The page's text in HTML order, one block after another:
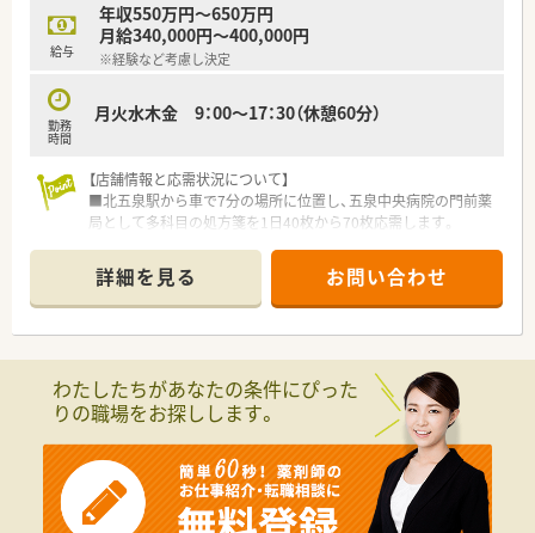
給与
年収550万円～650万円
月給340,000円～400,000円
※経験など考慮し決定
勤務
時間
月火水木金 9：00～17：30（休憩60分）
【店舗情報と応需状況について】
■北五泉駅から車で7分の場所に位置し、五泉中央病院の門前薬
局として多科目の処方箋を1日40枚から70枚応需します。
っており、薬剤師3名と事務員3名の体制で運営しています。
■医薬品の備蓄品目数は約1,300品目と非常に豊富であり、地域
の中核病院と連携した高度な薬学的管理を行える環境です。
■管理薬剤師の欠員に伴う急募案件であり、これまでの実務経験
を活かして店舗運営の中核を担って頂ける方を求めています。
■年齢は60代まで幅広く受け入れており、周囲のスタッフと協
力しながら円滑なコミュニケーションを図れる方を歓迎しま
す。
■総合科目に対応できる確かな知識をお持ちで、患者様一人ひと
りに寄り添った丁寧な服薬指導を実践できる方を募ります。
詳細を見る お問い合わせ
わたしたちがあなたの条件にぴった
りの職場をお探しします。